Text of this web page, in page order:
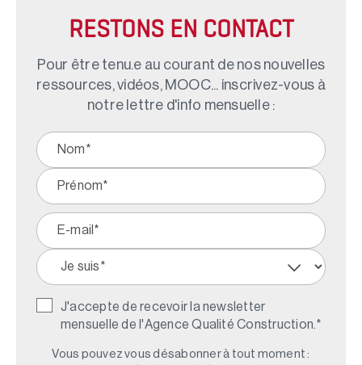
RESTONS EN CONTACT
Pour être tenu.e au courant de nos nouvelles
ressources, vidéos, MOOC... inscrivez-vous à
notre lettre d'info mensuelle :
J'accepte de recevoir la newsletter
mensuelle de l'Agence Qualité Construction. *
Vous pouvez vous désabonner à tout moment :